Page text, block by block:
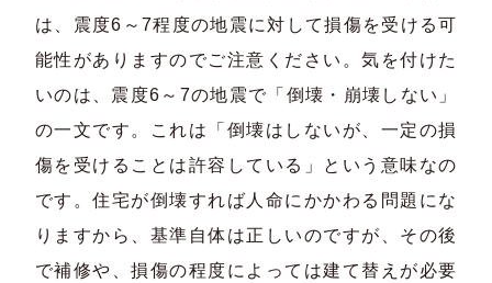
は、震度6～7程度の地震に対して損傷を受ける可
能性がありますのでご注意ください。気を付けた
いのは、震度6～7の地震で「倒壊・崩壊しない」
の一文です。これは「倒壊はしないが、一定の損
傷を受けることは許容している」という意味なの
です。住宅が倒壊すれば人命にかかわる問題にな
りますから、基準自体は正しいのですが、その後
で補修や、損傷の程度によっては建て替えが必要